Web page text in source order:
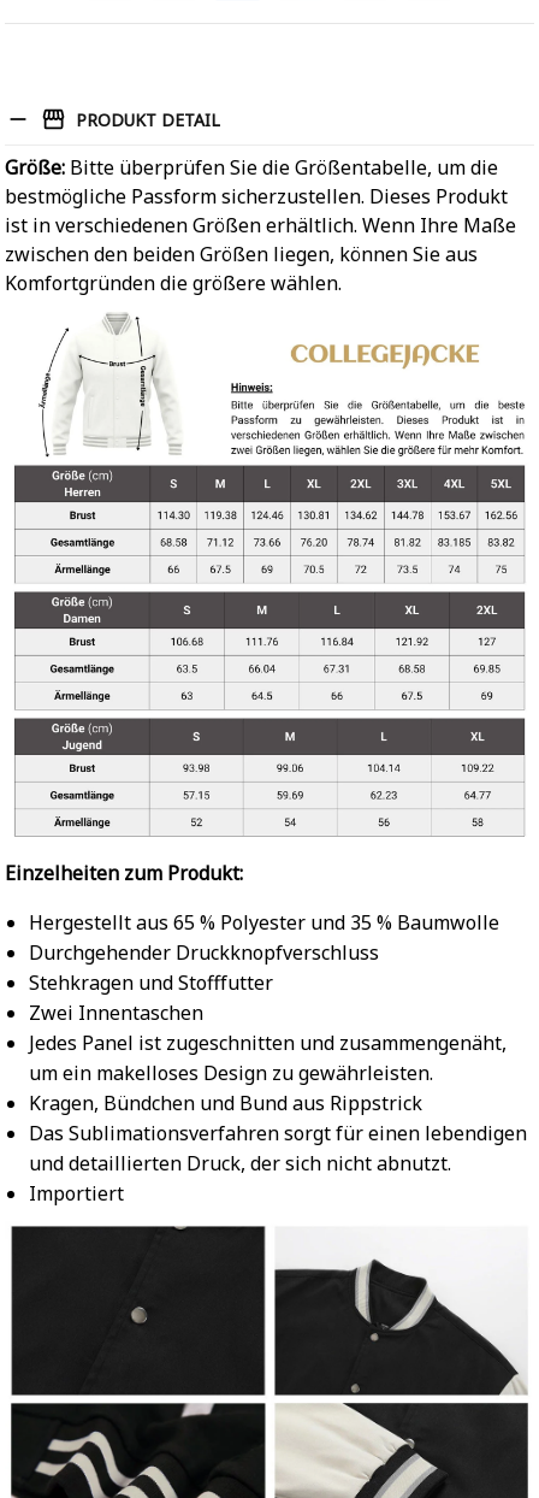
PRODUKT DETAIL
Größe: Bitte überprüfen Sie die Größentabelle, um die
bestmögliche Passform sicherzustellen. Dieses Produkt
ist in verschiedenen Größen erhältlich. Wenn Ihre Maße
zwischen den beiden Größen liegen, können Sie aus
Komfortgründen die größere wählen.
Einzelheiten zum Produkt:
Hergestellt aus 65 % Polyester und 35 % Baumwolle
Durchgehender Druckknopfverschluss
Stehkragen und Stofffutter
Zwei Innentaschen
Jedes Panel ist zugeschnitten und zusammengenäht,
um ein makelloses Design zu gewährleisten.
Kragen, Bündchen und Bund aus Rippstrick
Das Sublimationsverfahren sorgt für einen lebendigen
und detaillierten Druck, der sich nicht abnutzt.
Importiert